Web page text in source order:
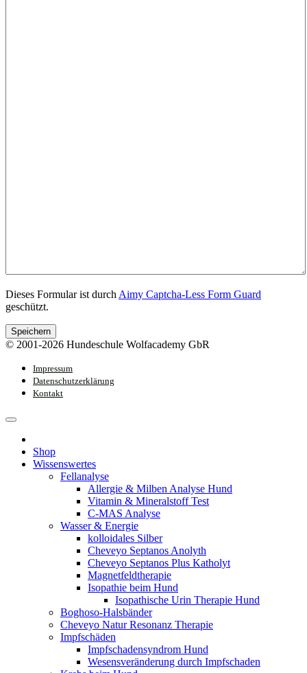
Dieses Formular ist durch Aimy Captcha-Less Form Guard
geschützt.
Speichern
© 2001-2026 Hundeschule Wolfacademy GbR
Impressum
Datenschutzerklärung
Kontakt
Shop
Wissenswertes
Fellanalyse
Allergie & Milben Analyse Hund
Vitamin & Mineralstoff Test
C-MAS Analyse
Wasser & Energie
kolloidales Silber
Cheveyo Septanos Anolyth
Cheveyo Septanos Plus Katholyt
Magnetfeldtherapie
Isopathie beim Hund
Isopathische Urin Therapie Hund
Boghoso-Halsbänder
Cheveyo Natur Resonanz Therapie
Impfschäden
Impfschadensyndrom Hund
Wesensveränderung durch Impfschaden